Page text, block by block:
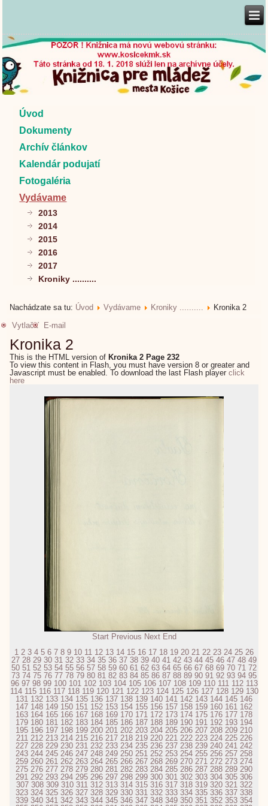
Úvod
Dokumenty
Archív článkov
Kalendár podujatí
Fotogaléria
Vydávame
2013
2014
2015
2016
2017
Kroniky ..........
Nachádzate sa tu: Úvod Vydávame Kroniky ..........
Kronika 2
Vytlačiť
E-mail
Kronika 2
This is the HTML version of Kronika 2 Page 232
To view this content in Flash, you must have version 8 or greater and
Javascript must be enabled. To download the last Flash playerclick
here
Start Previous Next End
1 2 3 4 5 6 7 8 9 10 11 12 13 14 15 16 17 18 19 20 21 22 23 24 25 26
27 28 29 30 31 32 33 34 35 36 37 38 39 40 41 42 43 44 45 46 47 48 49
50 51 52 53 54 55 56 57 58 59 60 61 62 63 64 65 66 67 68 69 70 71 72
73 74 75 76 77 78 79 80 81 82 83 84 85 86 87 88 89 90 91 92 93 94 95
96 97 98 99 100 101 102 103 104 105 106 107 108 109 110 111 112 113
114 115 116 117 118 119 120 121 122 123 124 125 126 127 128 129 130
131 132 133 134 135 136 137 138 139 140 141 142 143 144 145 146
147 148 149 150 151 152 153 154 155 156 157 158 159 160 161 162
163 164 165 166 167 168 169 170 171 172 173 174 175 176 177 178
179 180 181 182 183 184 185 186 187 188 189 190 191 192 193 194
195 196 197 198 199 200 201 202 203 204 205 206 207 208 209 210
211 212 213 214 215 216 217 218 219 220 221 222 223 224 225 226
227 228 229 230 231 232 233 234 235 236 237 238 239 240 241 242
243 244 245 246 247 248 249 250 251 252 253 254 255 256 257 258
259 260 261 262 263 264 265 266 267 268 269 270 271 272 273 274
275 276 277 278 279 280 281 282 283 284 285 286 287 288 289 290
291 292 293 294 295 296 297 298 299 300 301 302 303 304 305 306
307 308 309 310 311 312 313 314 315 316 317 318 319 320 321 322
323 324 325 326 327 328 329 330 331 332 333 334 335 336 337 338
339 340 341 342 343 344 345 346 347 348 349 350 351 352 353 354